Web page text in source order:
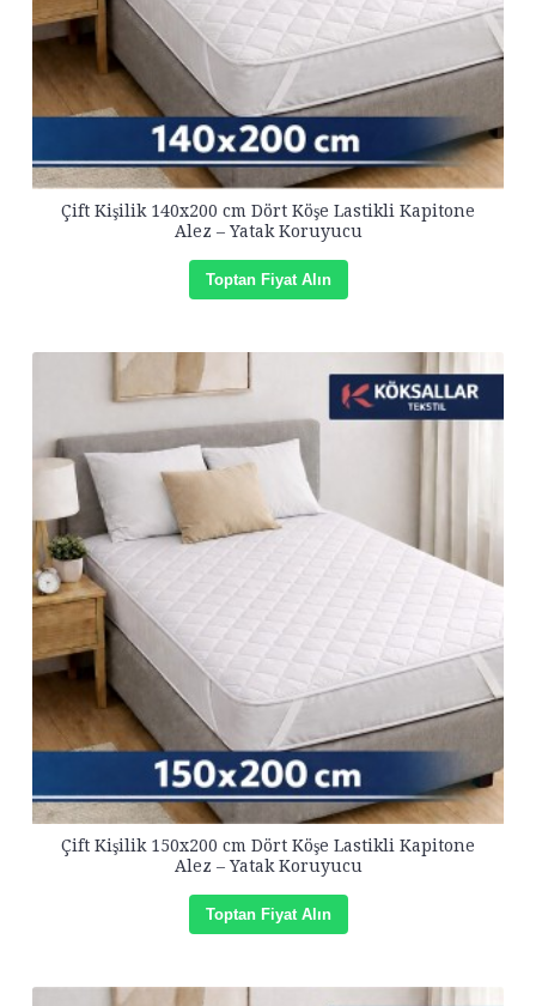
Çift Kişilik 140x200 cm Dört Köşe Lastikli Kapitone
Alez – Yatak Koruyucu
Toptan Fiyat Alın
Çift Kişilik 150x200 cm Dört Köşe Lastikli Kapitone
Alez – Yatak Koruyucu
Toptan Fiyat Alın